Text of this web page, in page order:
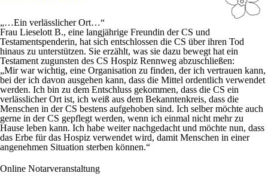
„…Ein verlässlicher Ort…“
Frau Lieselott B., eine langjährige Freundin der CS und
Testamentspenderin, hat sich entschlossen die CS über ihren Tod
hinaus zu unterstützen. Sie erzählt, was sie dazu bewegt hat ein
Testament zugunsten des CS Hospiz Rennweg abzuschließen:
„Mir war wichtig, eine Organisation zu finden, der ich vertrauen kann,
bei der ich davon ausgehen kann, dass die Mittel ordentlich verwendet
werden. Ich bin zu dem Entschluss gekommen, dass die CS ein
verlässlicher Ort ist, ich weiß aus dem Bekanntenkreis, dass die
Menschen in der CS bestens aufgehoben sind. Ich selber möchte auch
gerne in der CS gepflegt werden, wenn ich einmal nicht mehr zu
Hause leben kann. Ich habe weiter nachgedacht und möchte nun, dass
das Erbe für das Hospiz verwendet wird, damit Menschen in einer
angenehmen Situation sterben können.“
Online Notarveranstaltung